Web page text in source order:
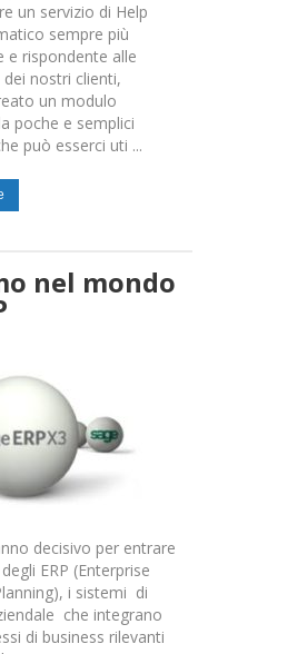
un servizio di Help
sempre più
e rispondente alle
nostri clienti,
un modulo
poche e semplici
può esserci uti ...
nel mondo
decisivo per entrare
ERP (Enterprise
i sistemi di
che integrano
di business rilevanti